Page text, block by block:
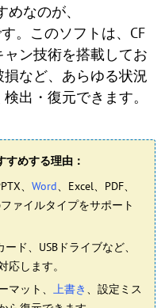
なのが、
。このソフトは、CF
ン技術を搭載してお
など、あらゆる状況
出・復元できます。
めする理由：
、 Word、Excel、PDF、
ァイルタイプをサポート
ド、USBドライブなど、
応します。
マット、 上書き 、設定ミス